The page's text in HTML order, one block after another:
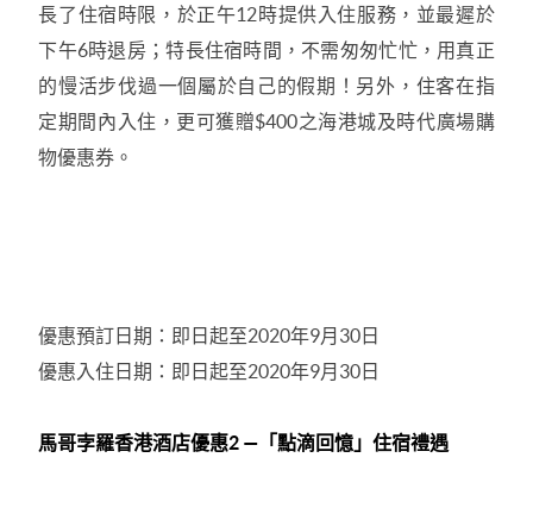
長了住宿時限，於正午12時提供入住服務，並最遲於
下午6時退房；特長住宿時間，不需匆匆忙忙，用真正
的慢活步伐過一個屬於自己的假期！另外，住客在指
定期間內入住，更可獲贈$400之海港城及時代廣場購
物優惠券。
優惠預訂日期：即日起至2020年9月 30 日
優惠入住日期：即日起至2020年9月 30 日
馬哥孛羅香港酒店優惠2 — 「點滴回憶」住宿禮遇